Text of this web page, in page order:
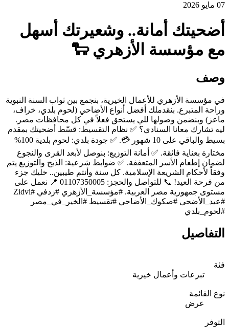
07 مايو 2026
أضحيتك أمانة.. وشعيرتك أسهل
مع مؤسسة الأزهري 🐑
وصف
في مؤسسة الأزهري للأعمال الخيرية، بنجمع بين ثواب السنة النبوية
وراحة المتبرع. بنقدملك أفضل أنواع الأضاحي (لحوم بلدي، خراف،
ماعز) وبنضمن وصولها للي يستحق فعلاً في كل محافظات مصر.
ليه تشارك معانا السنادي؟ ✅ نظام التقسيط: قسّط أضحيتك بمقدم
بسيط والباقي على 10 شهور 💳. ✅ جودة بلدي: لحوم بلدية 100%
مختارة بعناية فائقة. ✅ أمانة التوزيع: بنوصل لأبعد القرى والنجوع
لضمان إطعام الأسر المتعففة. ✅ ضوابط شرعية: الذبح والتوزيع يتم
وفقاً لأحكام الشريعة الإسلامية. كل سنة وأنتم طيبين.. خليك جزء
من فرحة العيد! 📞 للتواصل والحجز: 01107350005 📍 نعمل على
مستوى جمهورية مصر العربية. #مؤسسة_الأزهري #زدفي #Zidvi
#عيد_الأضحى #صكوك_الأضاحي #تقسيط #الخير_في_مصر
#لحوم_بلدي
التفاصيل
فئة
تبرعات وأعمال خيرية
نوع القائمة
عرض
التوفر